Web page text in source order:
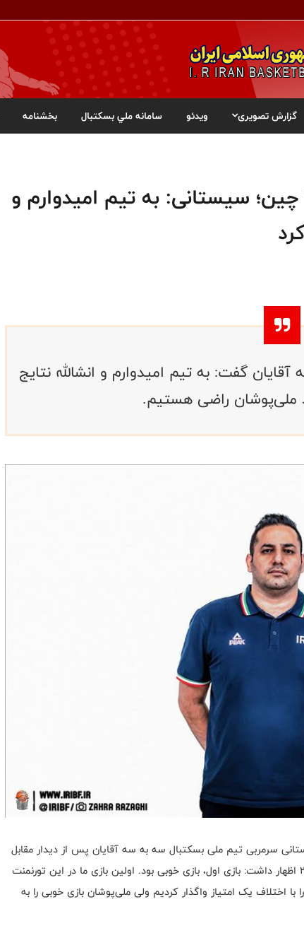
گزارش تصویری ویدئو سامانه ملي بسکتبال بخشنامه
بازی‌های ساحلی آسیا ۲۰۲۶ چین؛ سیستانی: به تیم امیدوارم و
گفت: به تیم امیدوارم و انشالله نتایج
ملی‌پوشان راضی هستیم.
سرمربی تیم ملی بسکتبال سه به سه آقایان پس از دیدار مقابل
ماکائو و چین در روز نخست بازی‌های ساحلی آسیا ۲۰۲۶ اظهار داشت: بازی اول، بازی خوبی بود. اولین بازی ما در این تورنمنت
با اختلاف یک امتیاز واگذار کردیم ولی ملی‌پوشان بازی خوبی را به